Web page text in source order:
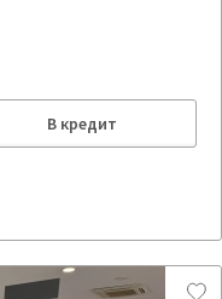
В кредит